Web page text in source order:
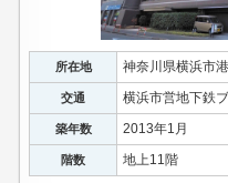
所在地 神奈川県横浜市
交通 横浜市営地下鉄
築年数 2013年1月
階数 地上11階